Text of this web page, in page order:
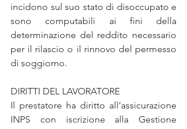
incidono sul suo stato di disoccupato e
sono computabili ai fini della
determinazione del reddito necessario
per il rilascio o il rinnovo del permesso
di soggiorno.
DIRITTI DEL LAVORATORE
Il prestatore ha diritto all’assicurazione
INPS con iscrizione alla Gestione